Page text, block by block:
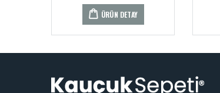
ÜRÜN DETAY